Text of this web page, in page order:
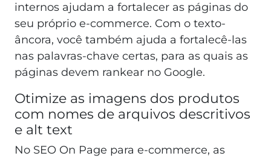
internos ajudam a fortalecer as páginas do
seu próprio e-commerce. Com o texto-
âncora, você também ajuda a fortalecê-las
nas palavras-chave certas, para as quais as
páginas devem rankear no Google.
Otimize as imagens dos produtos
com nomes de arquivos descritivos
e alt text
No SEO On Page para e-commerce, as